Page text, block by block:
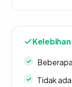
Kelebihan
Tidak